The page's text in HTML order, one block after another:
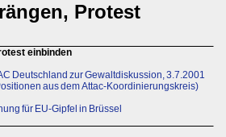
Protest
einbinden
Deutschland zur Gewaltdiskussion, 3.7.2001
aus dem Attac-Koordinierungskreis)
für EU-Gipfel in Brüssel